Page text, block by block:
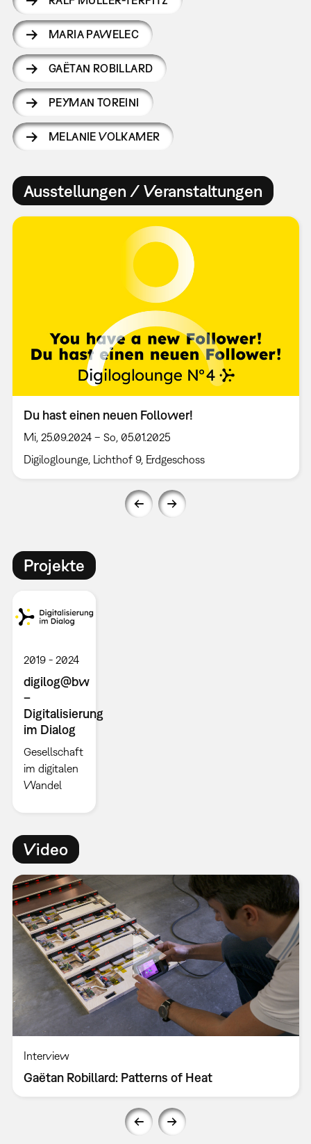
MARIA PAWELEC
GAËTAN ROBILLARD
PEYMAN TOREINI
MELANIE VOLKAMER
Ausstellungen / Veranstaltungen
Du hast einen neuen Follower!
Mi, 25.09.2024 – So, 05.01.2025
Digiloglounge, Lichthof 9, Erdgeschoss
Projekte
2019 2024
digilog@bw
–
Digitalisierung
im Dialog
Gesellschaft
im digitalen
Wandel
Video
Interview
Gaëtan Robillard: Patterns of Heat